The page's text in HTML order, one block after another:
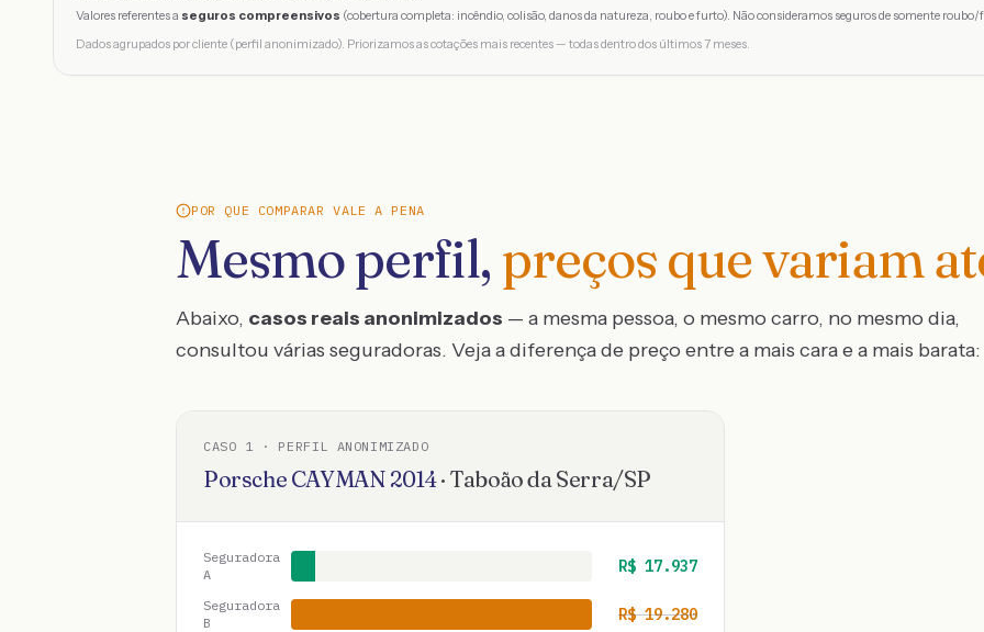
Valores referentes a seguros compreensivos (cobertura completa: incêndio, colisão, danos da natureza, roubo e furto). Não consideramos seguros de somente roubo/
Dados agrupados por cliente (perfil anonimizado). Priorizamos as cotações mais recentes — todas dentro dos últimos 7 meses.
POR QUE COMPARAR VALE A PENA
Mesmo perfil, preços que variam
Abaixo, casos reais anonimizados — a mesma pessoa, o mesmo carro, no mesmo dia,
consultou várias seguradoras. Veja a diferença de preço entre a mais cara e a mais barata:
CASO 1 · PERFIL ANONIMIZADO
Porsche CAYMAN 2014· Taboão da Serra/SP
Seguradora
A
R$ 17.937
Seguradora
B
R$19.280